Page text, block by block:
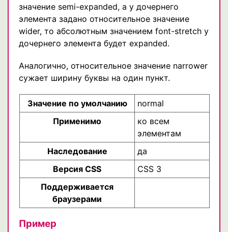
значение semi-expanded, а у дочернего
элемента задано относительное значение
wider, то абсолютным значением font-stretch у
дочернего элемента будет expanded.
Аналогично, относительное значение narrower
сужает ширину буквы на один пункт.
Значение по умолчанию
normal
Применимо
ко всем
элементам
Наследование
да
Версия CSS
CSS 3
Поддерживается
браузерами
Пример